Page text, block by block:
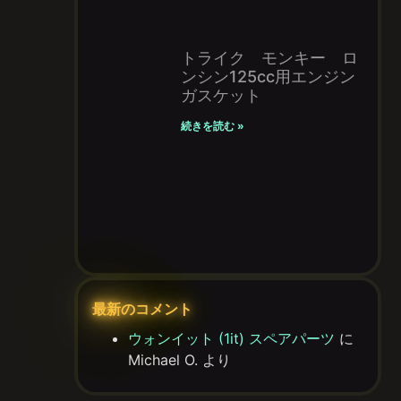
トライク モンキー ロ
ンシン125cc用エンジン
ガスケット
続きを読む »
最新のコメント
ウォンイット (1it) スペアパーツ に
Michael O. より